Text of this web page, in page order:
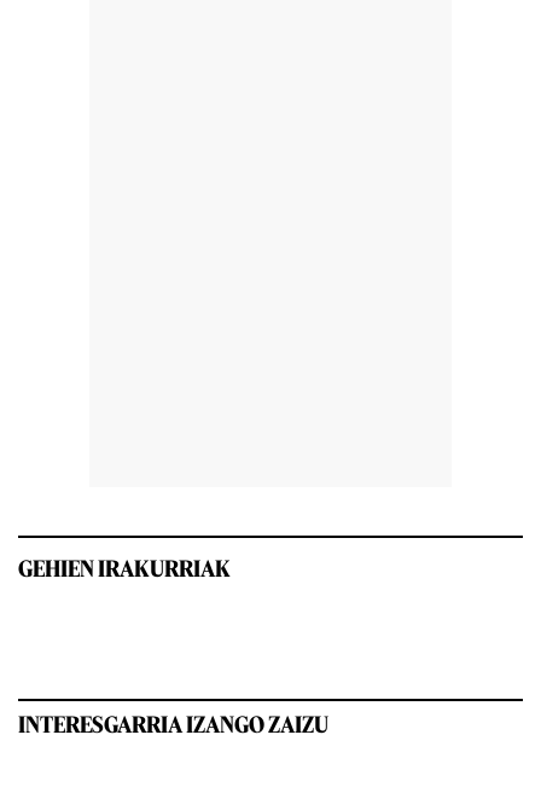
GEHIEN IRAKURRIAK
INTERESGARRIA IZANGO ZAIZU